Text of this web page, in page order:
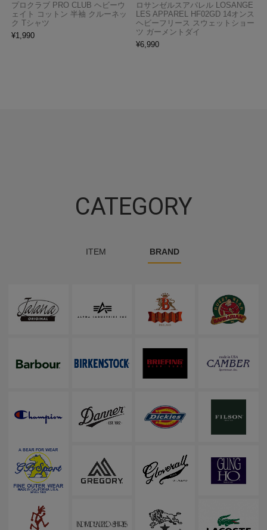
プロクラブ PRO CLUB ヘビーウ
ェイト コットン 半袖 クルーネッ
ク Tシャツ
¥1,990
ロサンゼルスアパレル LOSANGE
LES APPAREL HF02GD 14オンス
ヘビーフリース スウェットショー
ツ ガーメントダイ
¥6,990
CATEGORY
ITEM BRAND